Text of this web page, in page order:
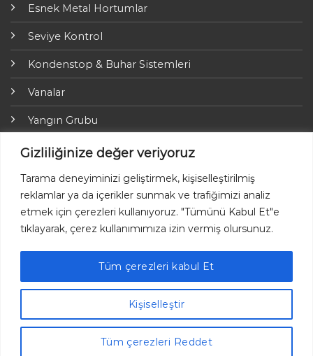
Gizliliğinize değer veriyoruz
Tarama deneyiminizi geliştirmek, kişiselleştirilmiş
reklamlar ya da içerikler sunmak ve trafiğimizi analiz
etmek için çerezleri kullanıyoruz. "Tümünü Kabul Et"e
tıklayarak, çerez kullanımımıza izin vermiş olursunuz.
Kişiselleştir
Tüm çerezleri Reddet
Tüm çerezleri kabul Et
Esnek Metal Hortumlar
Seviye Kontrol
Kondenstop & Buhar Sistemleri
Vanalar
Yangın Grubu
ARI-Armaturen
Yalıtım Grubu
Online Ödemeler
Ayvaz © 2026 Her hakkı saklıdır.